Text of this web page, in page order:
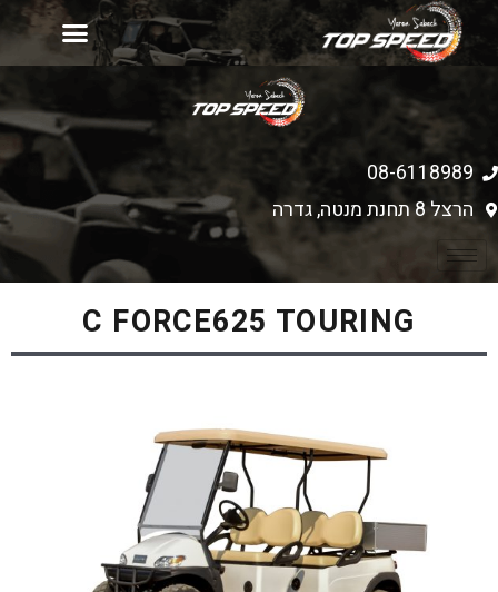
08-6118989
הרצל 8 תחנת מנטה, גדרה
C FORCE625 TOURING